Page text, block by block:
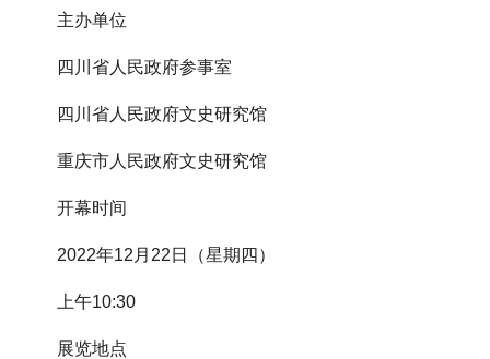
主办单位
四川省人民政府参事室
四川省人民政府文史研究馆
重庆市人民政府文史研究馆
开幕时间
2022年12月22日（星期四）
上午10:30
展览地点